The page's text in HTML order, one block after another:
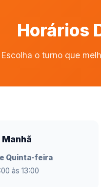
Horários
Escolha o turno que
Quinta-feira
às 13:00